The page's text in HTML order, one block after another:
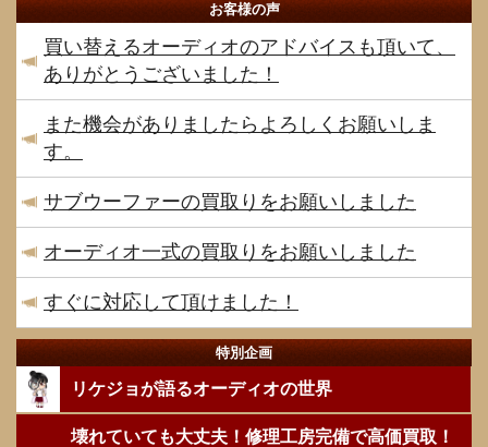
お客様の声
買い替えるオーディオのアドバイスも頂いて、
ありがとうございました！
また機会がありましたらよろしくお願いしま
す。
サブウーファーの買取りをお願いしました
オーディオ一式の買取りをお願いしました
すぐに対応して頂けました！
特別企画
リケジョが語るオーディオの世界
壊れていても大丈夫！修理工房完備で高価買取！